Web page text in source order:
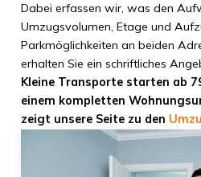
Dabei erfassen wir, was den
Umzugsvolumen, Etage und
Parkmöglichkeiten an beiden
erhalten Sie ein schriftliches
Kleine Transporte starten ab
einem kompletten
zeigt unsere Seite zu den